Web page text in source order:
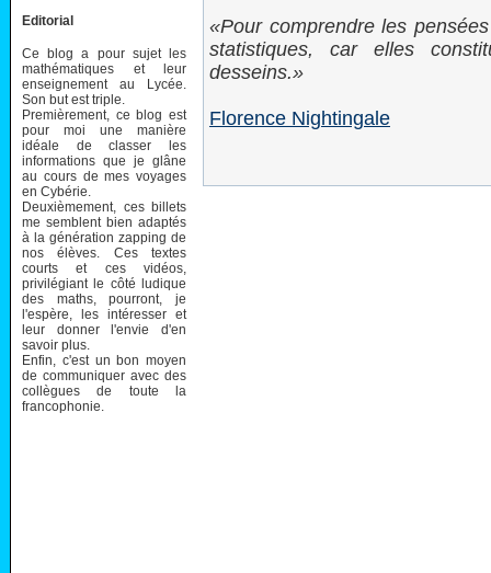
Editorial
Ce blog a pour sujet les
mathématiques et leur
enseignement au Lycée.
Son but est triple.
Premièrement, ce blog est
pour moi une manière
idéale de classer les
informations que je glâne
au cours de mes voyages
en Cybérie.
Deuxièmement, ces billets
me semblent bien adaptés
à la génération zapping de
nos élèves. Ces textes
courts et ces vidéos,
privilégiant le côté ludique
des maths, pourront, je
l'espère, les intéresser et
leur donner l'envie d'en
savoir plus.
Enfin, c'est un bon moyen
de communiquer avec des
collègues de toute la
francophonie.
Pour comprendre les
statistiques, car elles
desseins.
Florence Nightingale